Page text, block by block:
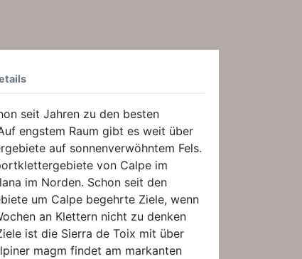
seit Jahren zu den besten
engstem Raum gibt es weit über
auf sonnenverwöhntem Fels.
von Calpe im
im Norden. Schon seit den
um Calpe begehrte Ziele, wenn
an Klettern nicht zu denken
ist die Sierra de Toix mit über
magm findet am markanten